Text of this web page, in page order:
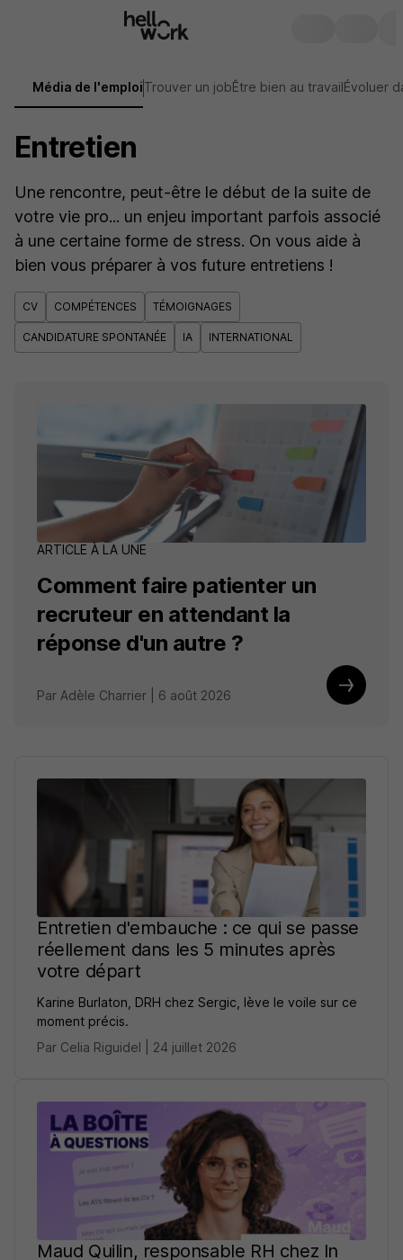
Média de l'emploiTrouver un jobÊtre bien au travailÉvoluer
Entretien
Une rencontre, peut-être le début de la suite de
votre vie pro... un enjeu important parfois associé
à une certaine forme de stress. On vous aide à
bien vous préparer à vos future entretiens !
CV COMPÉTENCES TÉMOIGNAGES
CANDIDATURE SPONTANÉE IA INTERNATIONAL
ARTICLE À LA UNE
Comment faire patienter un
recruteur en attendant la
réponse d'un autre ?
Par Adèle Charrier | 6 août 2026
Entretien d'embauche : ce qui se passe
réellement dans les 5 minutes après
votre départ
Karine Burlaton, DRH chez Sergic, lève le voile sur ce
moment précis.
Par Celia Riguidel | 24 juillet 2026
Maud Quilin, responsable RH chez In